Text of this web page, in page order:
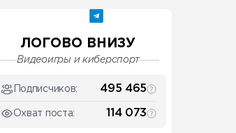
ЛОГОВО ВНИЗУ
Видеоигры и киберспорт
Подписчиков: 495 465
Охват поста: 114 073